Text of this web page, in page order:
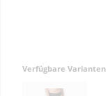
Verfügbare Varianten